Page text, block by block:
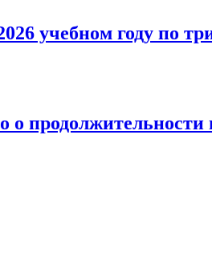
учебном году по
продолжительности